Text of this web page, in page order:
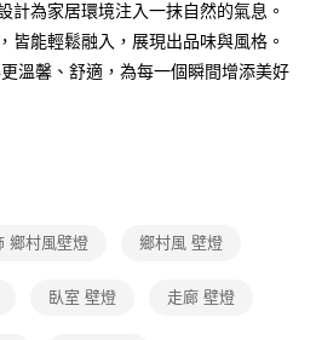
之後才付款」的支付方式。 讓您購物簡單
卡、不需儲值。
後付」後，將跳轉至「AFTEE先享後付」
金額後，即可完成結帳。
行付款，方視為交易完成。
以上)免運費
計為家居環境注入一抹自然的氣息。
皆能輕鬆融入，展現出品味與風格。
溫馨、舒適，為每一個瞬間增添美好
鄉村風壁燈 鄉村風 壁燈
臥室 壁燈 走廊 壁燈